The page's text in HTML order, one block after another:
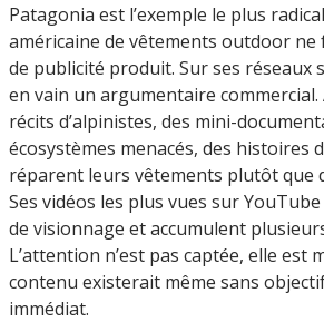
Patagonia est l’exemple le plus
américaine de vêtements outdoor ne
de publicité produit. Sur ses réseaux
en vain un argumentaire commercial.
récits d’alpinistes, des mini-
écosystèmes menacés, des histoires
réparent leurs vêtements plutôt que
Ses vidéos les plus vues sur
de visionnage et accumulent
L’attention n’est pas captée, elle est
contenu existerait même sans
immédiat.